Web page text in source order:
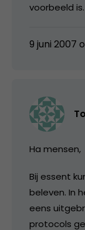
voorbeeld is.
9 juni 2007
Ha mensen,
Bij essent
beleven. In
eens
protocols